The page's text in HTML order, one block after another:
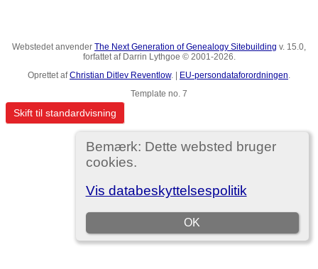
Bemærk: Dette websted bruger
cookies.
Vis databeskyttelsespolitik
OK
Webstedet anvender The Next Generation of Genealogy Sitebuilding v. 15.0,
forfattet af Darrin Lythgoe © 2001-2026.
Oprettet afChristian Ditlev Reventlow. | EU-persondataforordningen.
Template no. 7
Skift til standardvisning